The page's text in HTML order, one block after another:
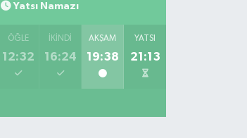
Yatsı Namazı
ÖĞLE
12:32
İKINDI
16:24
AKŞAM
19:38
YATSI
21:13